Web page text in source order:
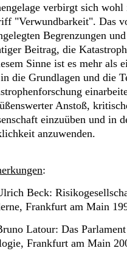
verbirgt sich
"Verwundbarkeit". Das
Begrenzungen
Beitrag, die
Sinne ist es mehr als
die Grundlagen und die
Anstoß,
einzuüben und in
anzuwenden.
:
Beck:
Frankfurt am Main
Latour: Das
Frankfurt am Main